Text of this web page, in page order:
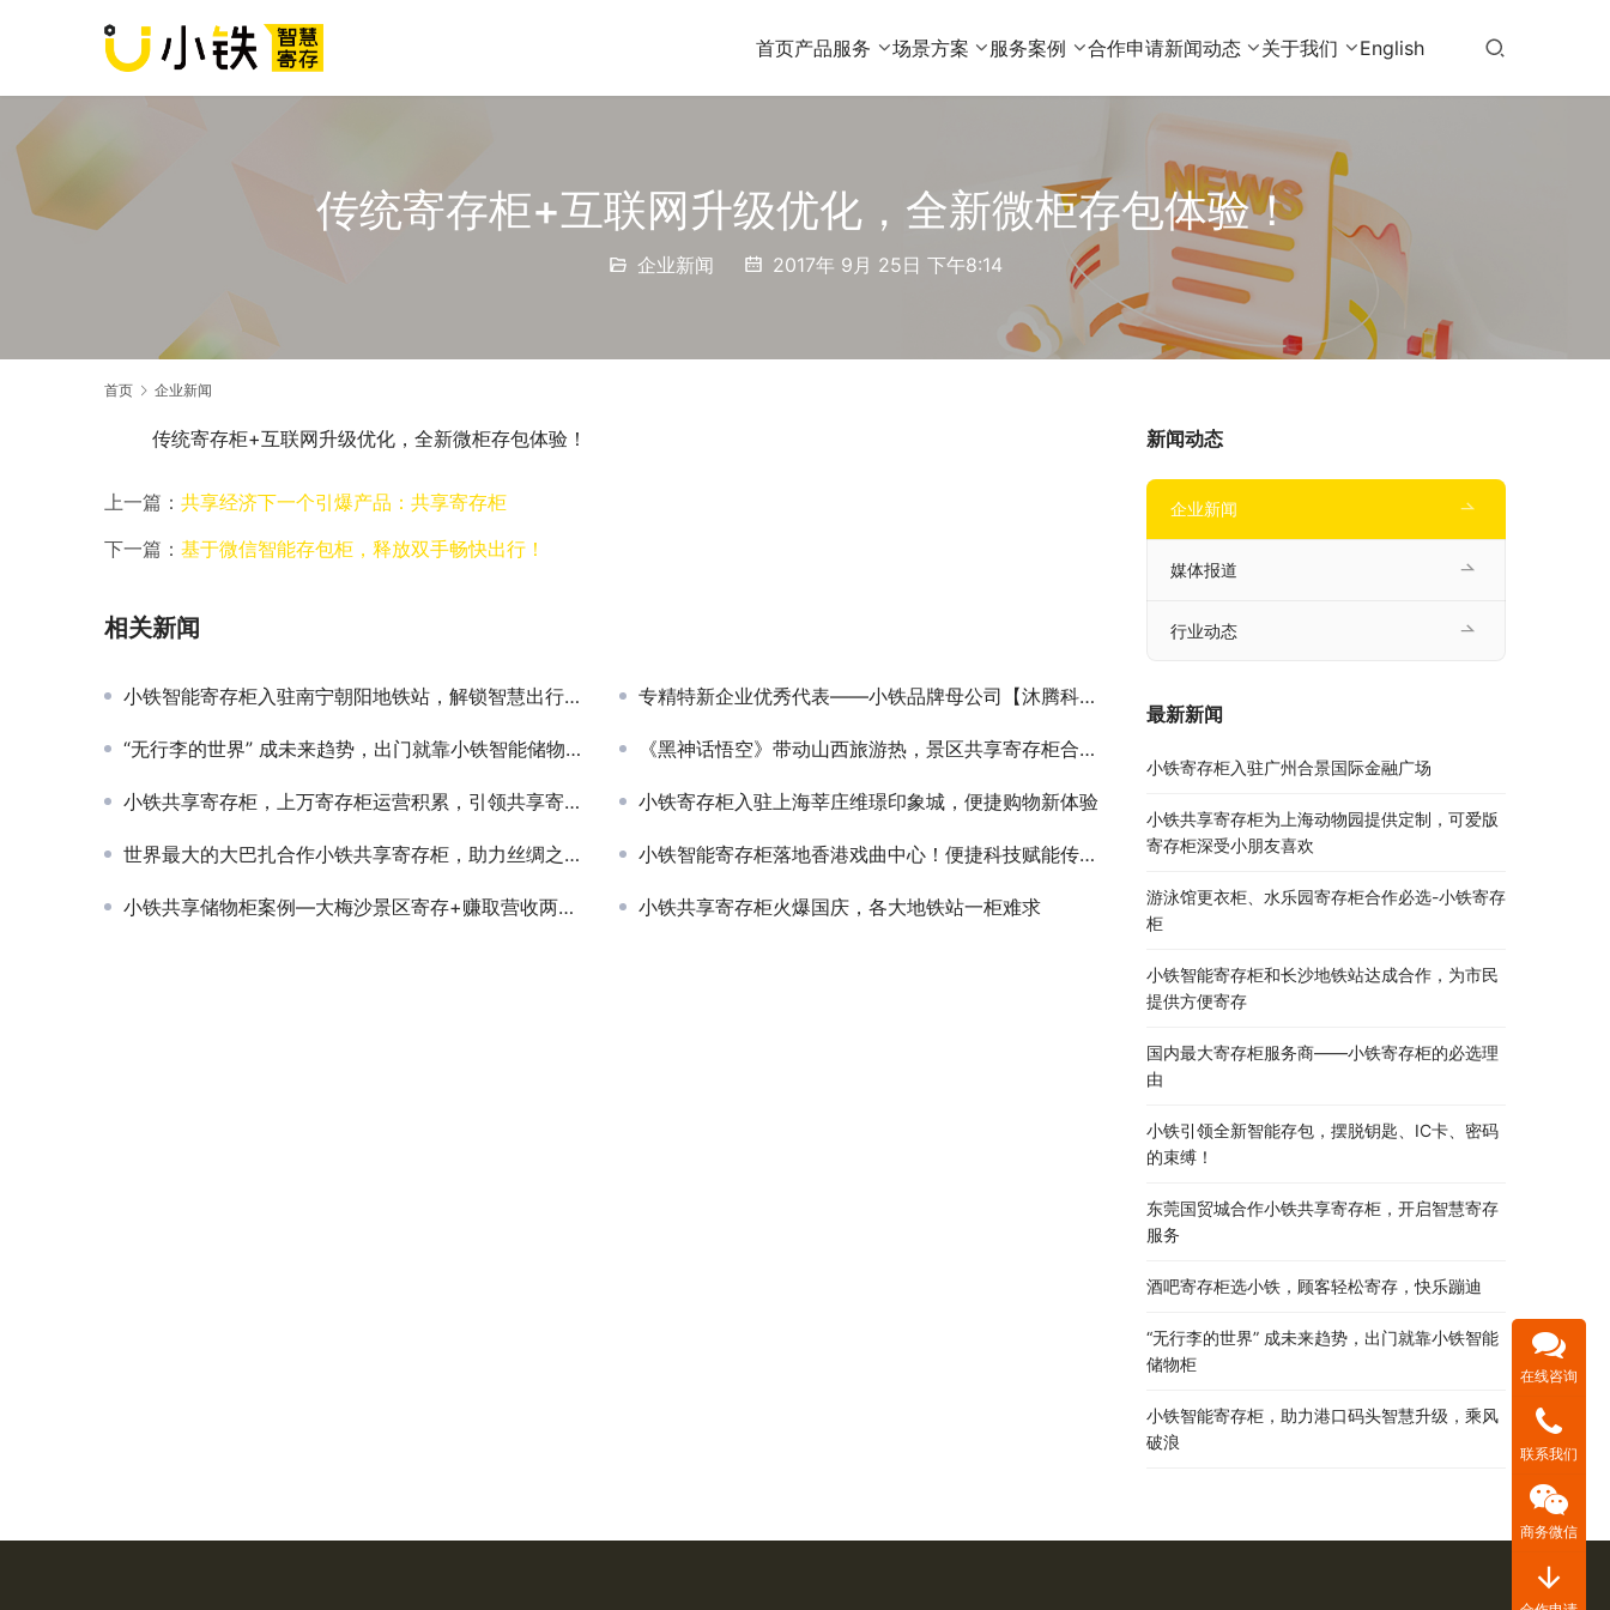
首页产品服务 场景方案 服务案例 合作申请新闻动态 关于我们 English
传统寄存柜+互联网升级优化，全新微柜存包体验！
企业新闻 2017年 9月 25日 下午8:14
首页 企业新闻
	传统寄存柜+互联网升级优化，全新微柜存包体验！
上一篇： 共享经济下一个引爆产品：共享寄存柜
下一篇： 基于微信智能存包柜，释放双手畅快出行！
相关新闻
小铁智能寄存柜入驻南宁朝阳地铁站，解锁智慧出行新体验 专精特新企业优秀代表——小铁品牌母公司【沐腾科技】
“无行李的世界” 成未来趋势，出门就靠小铁智能储物柜 《黑神话悟空》带动山西旅游热，景区共享寄存柜合作必选小铁
小铁共享寄存柜，上万寄存柜运营积累，引领共享寄存柜！ 小铁寄存柜入驻上海莘庄维璟印象城，便捷购物新体验
世界最大的大巴扎合作小铁共享寄存柜，助力丝绸之路复兴 小铁智能寄存柜落地香港戏曲中心！便捷科技赋能传统文化新体验！
小铁共享储物柜案例—大梅沙景区寄存+赚取营收两不误 小铁共享寄存柜火爆国庆，各大地铁站一柜难求
新闻动态
企业新闻
媒体报道
行业动态
最新新闻
小铁寄存柜入驻广州合景国际金融广场
小铁共享寄存柜为上海动物园提供定制，可爱版
寄存柜深受小朋友喜欢
游泳馆更衣柜、水乐园寄存柜合作必选-小铁寄存
柜
小铁智能寄存柜和长沙地铁站达成合作，为市民
提供方便寄存
国内最大寄存柜服务商——小铁寄存柜的必选理
由
小铁引领全新智能存包，摆脱钥匙、IC卡、密码
的束缚！
东莞国贸城合作小铁共享寄存柜，开启智慧寄存
服务
酒吧寄存柜选小铁，顾客轻松寄存，快乐蹦迪
“无行李的世界” 成未来趋势，出门就靠小铁智能
储物柜
小铁智能寄存柜，助力港口码头智慧升级，乘风
破浪
在线咨询
联系我们
商务微信
arrow_downward